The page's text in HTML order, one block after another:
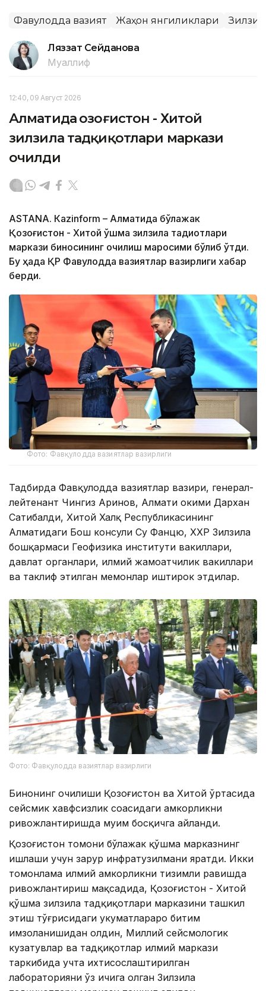
Фавқулодда вазият Жаҳон янгиликлари
Ляззат Сейданова
Муаллиф
12:40, 09 Август 2026
Алматида Қозоғистон - Хитой
зилзила тадқиқотлари маркази
очилди
ASTANА. Кazinform – Алматида бўлажак
Қозоғистон - Хитой қўшма зилзила тадқиқотлари
маркази биносининг очилиш маросими бўлиб ўтди.
Бу ҳақда ҚР Фавқулодда вазиятлар вазирлиги хабар
берди.
Фото: Фавқулодда вазиятлар вазирлиги
Тадбирда Фавқулодда вазиятлар вазири, генерал-
лейтенант Чингиз Аринов, Алмати ҳокими Дархан
Сатибалди, Хитой Халқ Республикасининг
Алматидаги Бош консули Су Фанцю, ХХР Зилзила
бошқармаси Геофизика институти вакиллари,
давлат органлари, илмий жамоатчилик вакиллари
ва таклиф этилган меҳмонлар иштирок этдилар.
Фото: Фавқулодда вазиятлар вазирлиги
Бинонинг очилиши Қозоғистон ва Хитой ўртасида
сейсмик хавфсизлик соҳасидаги ҳамкорликни
ривожлантиришда муҳим босқичга айланди.
Қозоғистон томони бўлажак қўшма марказнинг
ишлаши учун зарур инфратузилмани яратди. Икки
томонлама илмий ҳамкорликни тизимли равишда
ривожлантириш мақсадида, Қозоғистон - Хитой
қўшма зилзила тадқиқотлари марказини ташкил
этиш тўғрисидаги ҳукуматлараро битим
имзоланишидан олдин, Миллий сейсмологик
кузатувлар ва тадқиқотлар илмий маркази
таркибида учта ихтисослаштирилган
лабораторияни ўз ичига олган Зилзила